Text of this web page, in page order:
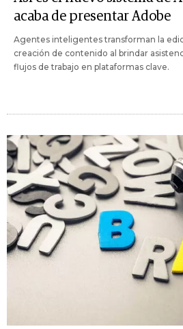
acaba de presentar Adobe
Agentes inteligentes transforman la
creación de contenido al brindar
flujos de trabajo en plataformas clave.